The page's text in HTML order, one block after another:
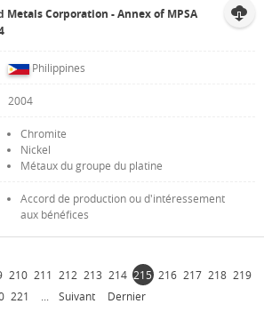
Metals Corporation - Annex of MPSA
Philippines
2004
Chromite
Nickel
Métaux du groupe du platine
Accord de production ou d'intéressement
aux bénéfices
210 211 212 213 214 215 216 217 218 219
221 Suivant Dernier